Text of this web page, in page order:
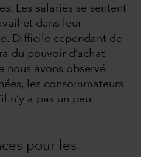
Les salariés se sentent
et dans leur
Difficile cependant de
du pouvoir d’achat
nous avons observé
les consommateurs
n’y a pas un peu
pour les